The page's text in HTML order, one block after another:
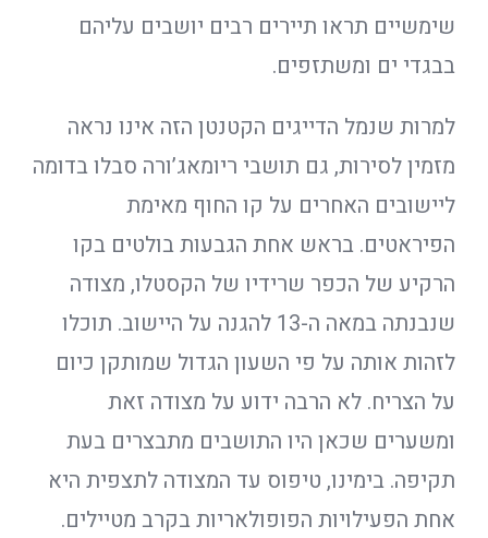
שימשיים תראו תיירים רבים יושבים עליהם
בבגדי ים ומשתזפים.
למרות שנמל הדייגים הקטנטן הזה אינו נראה
מזמין לסירות, גם תושבי ריומאג’ורה סבלו בדומה
ליישובים האחרים על קו החוף מאימת
הפיראטים. בראש אחת הגבעות בולטים בקו
הרקיע של הכפר שרידיו של הקסטלו, מצודה
שנבנתה במאה ה-13 להגנה על היישוב. תוכלו
לזהות אותה על פי השעון הגדול שמותקן כיום
על הצריח. לא הרבה ידוע על מצודה זאת
ומשערים שכאן היו התושבים מתבצרים בעת
תקיפה. בימינו, טיפוס עד המצודה לתצפית היא
אחת הפעילויות הפופולאריות בקרב מטיילים.